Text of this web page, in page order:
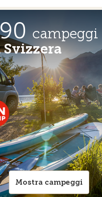
campeggi
Mostra campeggi